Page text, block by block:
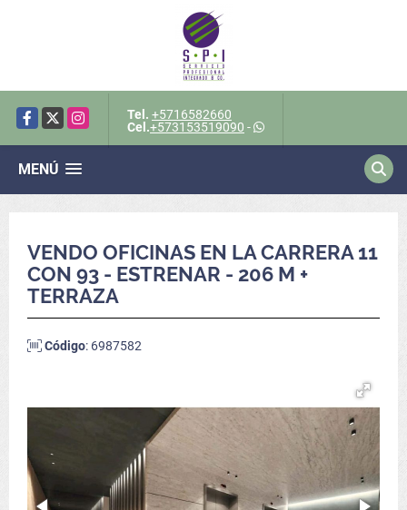
Facebook
X Instagram Tel. +5716582660
Cel.+573153519090 -
MENÚ
VENDO OFICINAS EN LA CARRERA 11
CON 93 - ESTRENAR - 206 M +
TERRAZA
Código: 6987582